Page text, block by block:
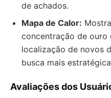
de achados.
Mapa de Calor:
concentração de
localização de novos
busca mais
Avaliações dos